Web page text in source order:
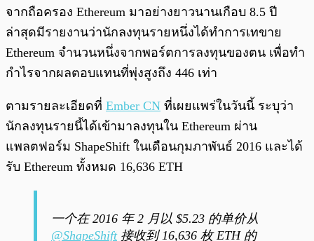
จากถือครอง Ethereum มาอย่างยาวนานเกือบ 8.5 ปี
ล่าสุดมีรายงานว่านักลงทุนรายหนึ่งได้ทำการเทขาย
Ethereum จำนวนหนึ่งจากพอร์ตการลงทุนของตน เพื่อทำ
กำไรจากผลตอบแทนที่พุ่งสูงถึง 446 เท่า
ตามรายละเอียดที่ Ember CN ที่เผยแพร่ในวันนี้ ระบุว่า
นักลงทุนรายนี้ได้เข้ามาลงทุนใน Ethereum ผ่าน
แพลตฟอร์ม ShapeShift ในเดือนกุมภาพันธ์ 2016 และได้
รับ Ethereum ทั้งหมด 16,636 ETH
一个在 2016 年 2 月以 $5.23 的单价从
@ShapeShift接收到 16,636 枚 ETH 的